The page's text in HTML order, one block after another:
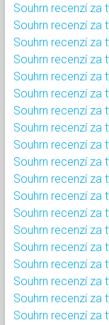
Souhrn recenzí za
Souhrn recenzí za
Souhrn recenzí za
Souhrn recenzí za
Souhrn recenzí za
Souhrn recenzí za
Souhrn recenzí za
Souhrn recenzí za
Souhrn recenzí za
Souhrn recenzí za
Souhrn recenzí za
Souhrn recenzí za
Souhrn recenzí za
Souhrn recenzí za
Souhrn recenzí za
Souhrn recenzí za
Souhrn recenzí za
Souhrn recenzí za
Souhrn recenzí za